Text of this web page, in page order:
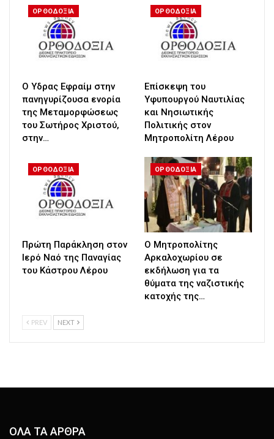
ΟΡΘΟΔΟΞΙΑ
Ο Υδρας Εφραίμ στην
πανηγυρίζουσα ενορία
της Μεταμορφώσεως
του Σωτήρος Χριστού,
στην…
ΟΡΘΟΔΟΞΙΑ
Επίσκεψη του
Υφυπουργού Ναυτιλίας
και Νησιωτικής
Πολιτικής στον
Μητροπολίτη Λέρου
ΟΡΘΟΔΟΞΙΑ
Πρώτη Παράκληση στον
Ιερό Ναό της Παναγίας
του Κάστρου Λέρου
ΟΡΘΟΔΟΞΙΑ
Ο Μητροπολίτης
Αρκαλοχωρίου σε
εκδήλωση για τα
θύματα της ναζιστικής
κατοχής της…
PREV NEXT
ΟΛΑ ΤΑ ΑΡΘΡΑ